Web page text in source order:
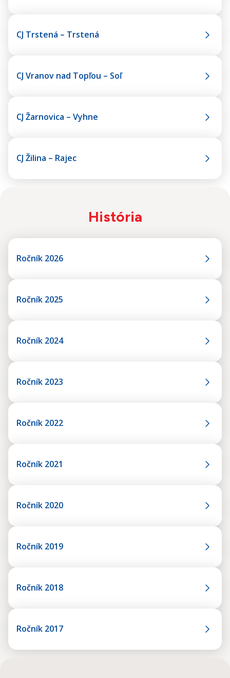
CJ Trstená – Trstená
CJ Vranov nad Topľou – Soľ
CJ Žarnovica – Vyhne
CJ Žilina – Rajec
História
Ročník 2026
Ročník 2025
Ročník 2024
Ročník 2023
Ročník 2022
Ročník 2021
Ročník 2020
Ročník 2019
Ročník 2018
Ročník 2017